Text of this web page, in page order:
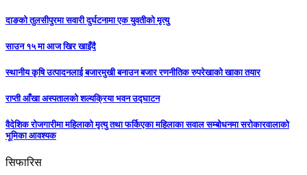
दाङको तुलसीपुरमा सवारी दुर्घटनामा एक युवतीको मृत्यु
साउन १५ मा आज खिर खाइँदै
स्थानीय कृषि उत्पादनलाई बजारमुखी बनाउन बजार रणनीतिक रुपरेखाको खाका तयार
राप्ती आँखा अस्पतालको शल्यक्रिया भवन उद्घाटन
वैदेशिक रोजगारीमा महिलाको मृत्यु तथा फर्किएका महिलाका सवाल सम्बोधनमा सरोकारवालाको
भूमिका आवश्यक
सिफारिस